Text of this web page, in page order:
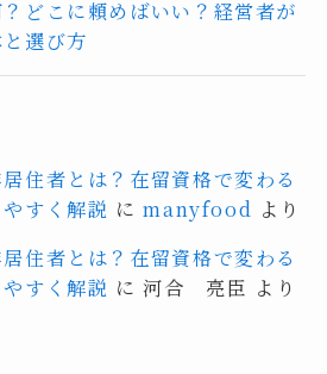
どこに頼めばいい？経営者が
選び方
住者とは？在留資格で変わる
すく解説 にmanyfood より
住者とは？在留資格で変わる
すく解説 に河合 亮臣 より